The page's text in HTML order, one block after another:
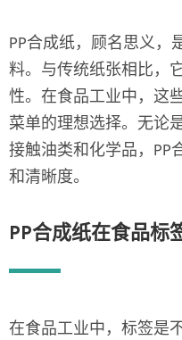
PP合成纸，顾名思义，
料。与传统纸张相比，
性。在食品工业中，这
菜单的理想选择。无论
接触油类和化学品，PP
和清晰度。
PP合成纸在食品标
在食品工业中，标签是